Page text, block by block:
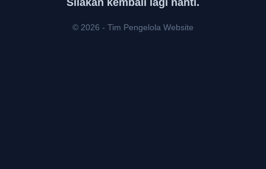
Silakan kembali lagi nanti.
© 2026 - Tim Pengelola Website